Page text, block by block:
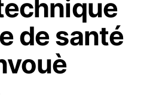
de santé